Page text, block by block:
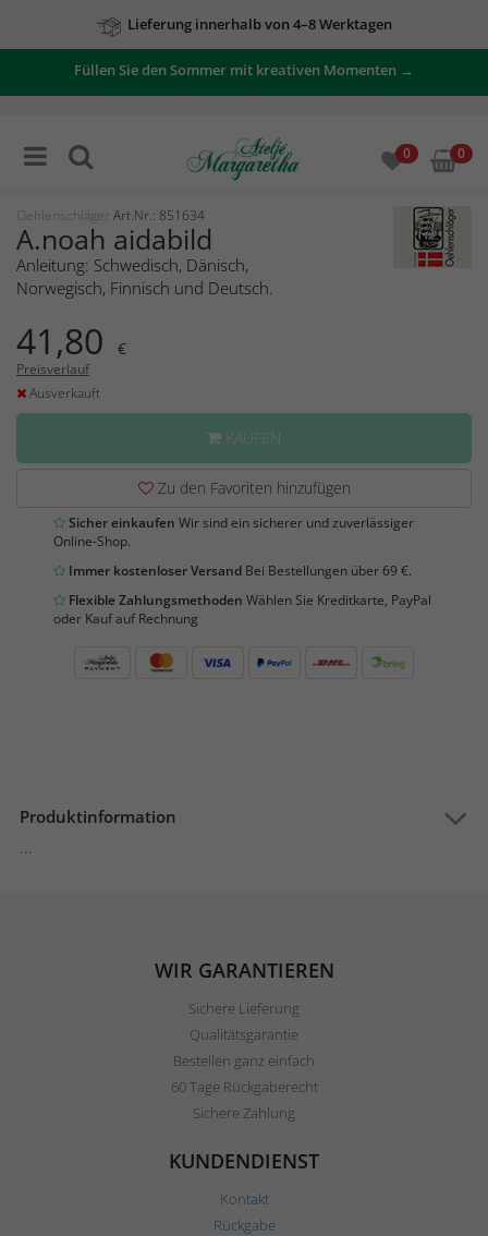
Lieferung innerhalb von 4–8 Werktagen
Füllen Sie den Sommer mit kreativen Momenten →
0 0
Oehlenschläger Art.Nr.: 851634
A.noah aidabild
Anleitung: Schwedisch, Dänisch,
Norwegisch, Finnisch und Deutsch.
41,80 €
Preisverlauf
Ausverkauft
KAUFEN
Zu den Favoriten hinzufügen
Sicher einkaufen Wir sind ein sicherer und zuverlässiger
Online-Shop.
Immer kostenloser Versand Bei Bestellungen über 69 €.
Flexible Zahlungsmethoden Wählen Sie Kreditkarte, PayPal
oder Kauf auf Rechnung
Produktinformation
...
WIR GARANTIEREN
Sichere Lieferung
Qualitätsgarantie
Bestellen ganz einfach
60 Tage Rückgaberecht
Sichere Zahlung
KUNDENDIENST
Kontakt
Rückgabe